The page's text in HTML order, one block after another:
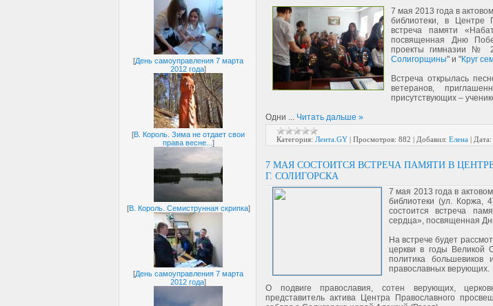
[День самоуправления 7 марта
2012 года]
[В. Король. Зима не отдает свои
права весне... ]
[В. Король. Семиструнная скрипка]
[День самоуправления 7 марта
2012 года]
7 мая 2013 года в
библиотеки, в Центре
встреча памяти
посвященная Дню
проекты гимназии №
Солигорщины" и "Круг
Встреча открылась
ветеранов,
присутствующих –
Одни
Читать дальше »
Категория: Лента.GY | Просмотров: 882 | Добавил: Елена | Дата:
7 МАЯ СОСТОИТСЯ ВСТРЕЧА ПАМЯТИ В
Г. СОЛИГОРСКА
7 мая 2013 года в
библиотеки (ул. Коржа,
состоится встреча
сердца», посвященная
На встрече будет
церкви в годы Великой
политика
православных верующих.
О подвиге православия, сотен верующих,
представитель актива Центра Православного